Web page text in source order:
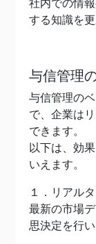
社内での情
する知識を更
与信管理
与信管理の
で、企業は
できます。
以下は、効
いえます。
１．リアル
最新の市場
思決定を行い